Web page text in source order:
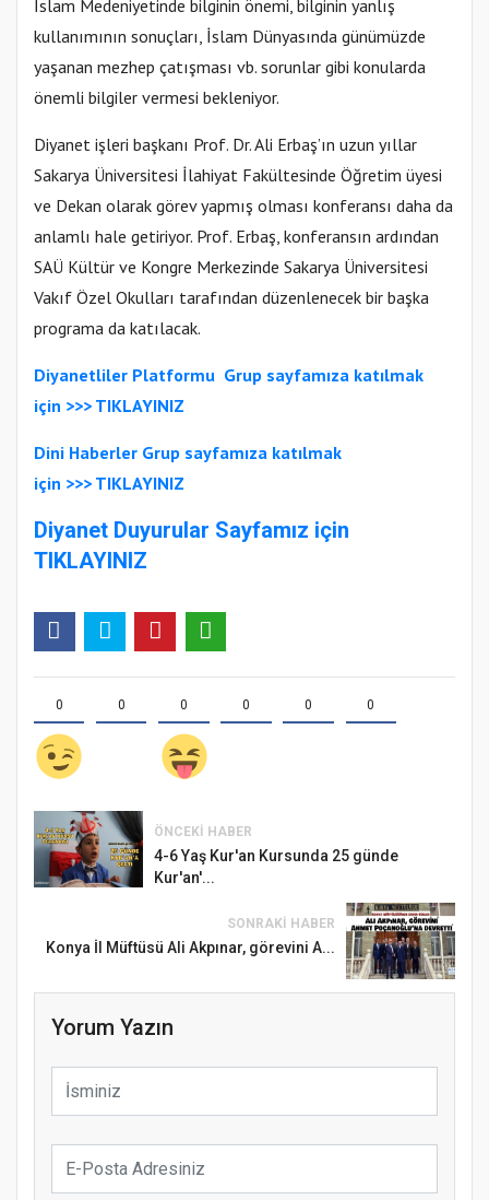
İslam Medeniyetinde bilginin önemi, bilginin yanlış
kullanımının sonuçları, İslam Dünyasında günümüzde
yaşanan mezhep çatışması vb. sorunlar gibi konularda
önemli bilgiler vermesi bekleniyor.
Diyanet işleri başkanı Prof. Dr. Ali Erbaş’ın uzun yıllar
Sakarya Üniversitesi İlahiyat Fakültesinde Öğretim üyesi
ve Dekan olarak görev yapmış olması konferansı daha da
anlamlı hale getiriyor. Prof. Erbaş, konferansın ardından
SAÜ Kültür ve Kongre Merkezinde Sakarya Üniversitesi
Vakıf Özel Okulları tarafından düzenlenecek bir başka
programa da katılacak.
Diyanetliler Platformu Grup sayfamıza katılmak
için >>> TIKLAYINIZ
Dini Haberler Grup sayfamıza katılmak
için >>> TIKLAYINIZ
Diyanet Duyurular Sayfamız için
TIKLAYINIZ
0 0 0 0 0 0
ÖNCEKI HABER
4-6 Yaş Kur'an Kursunda 25 günde
Kur'an'...
SONRAKI HABER
Konya İl Müftüsü Ali Akpınar, görevini A...
Yorum Yazın